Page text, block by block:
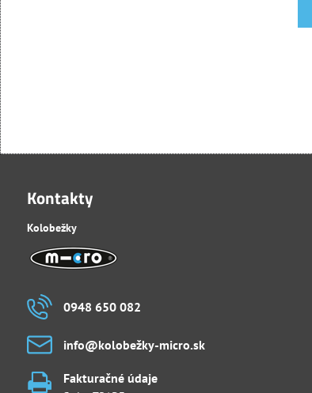
Kontakty
Kolobežky
0948 650 082
info​@kolobežky-micro​.sk
Fakturačné údaje